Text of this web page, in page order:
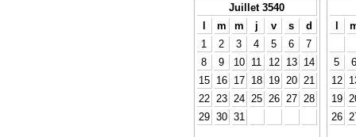
Juillet 3540
l
m m j v s
d
1
2 3 4 5 6
7
8
9 10 11 12 13
14
15
16 17 18 19 20
21
22
23 24 25 26 27
28
29 30 31
l
5
6
12
19
26